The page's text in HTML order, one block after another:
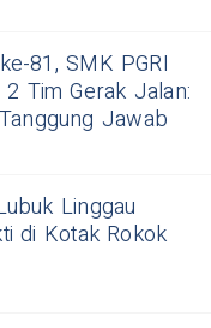
81, SMK PGRI
Tim Gerak Jalan:
Jawab
Linggau
di Kotak Rokok